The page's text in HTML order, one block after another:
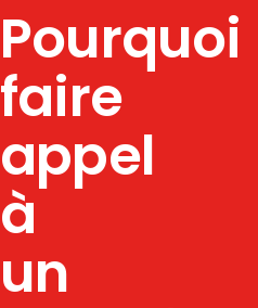
Pourquoi
faire
appel
à
un